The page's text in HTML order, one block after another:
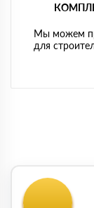
Мы можем
для